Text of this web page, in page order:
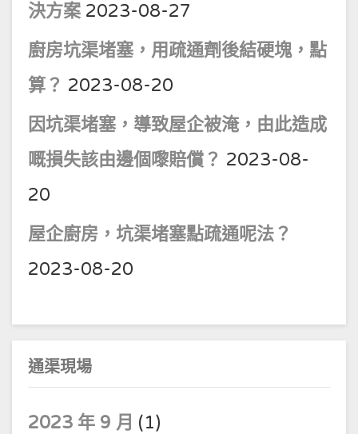
決方案 2023-08-27
廚房坑渠堵塞，用疏通劑後結硬塊，點
算？ 2023-08-20
因坑渠堵塞，導致屋企被淹，由此造成
嘅損失該由邊個嚟賠償？ 2023-08-
20
屋企廚房，坑渠堵塞點疏通呢法？
2023-08-20
通渠現場
2023 年 9 月 (1)